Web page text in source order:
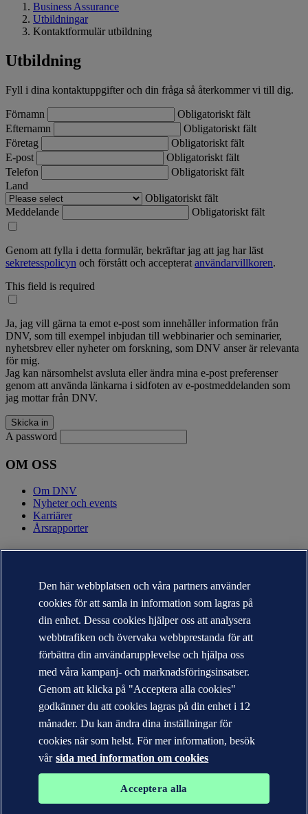
Business Assurance
Utbildningar
Kontaktformulär utbildning
Utbildning
Fyll i dina kontaktuppgifter och din fråga så återkommer vi till dig.
Förnamn
Obligatoriskt fält
Efternamn
Obligatoriskt fält
Företag
Obligatoriskt fält
E-post
Obligatoriskt fält
Telefon
Obligatoriskt fält
Land
Obligatoriskt fält
Meddelande
Obligatoriskt fält
Genom att fylla i detta formulär, bekräftar jag att jag har läst
sekretesspolicyn och förstått och accepterat användarvillkoren.
This field is required
Ja, jag vill gärna ta emot e-post som innehåller information från
DNV, som till exempel inbjudan till webbinarier och seminarier,
nyhetsbrev eller nyheter om forskning, som DNV anser är relevanta
för mig.
Jag kan närsomhelst avsluta eller ändra mina e-post preferenser
genom att använda länkarna i sidfoten av e-postmeddelanden som
jag mottar från DNV.
A password
OM OSS
Om DNV
Nyheter och events
Karriärer
Årsrapporter
KONTAKT
Kontakta DNV
Hitta närmaste kontor
Kontakter för media
Veracity.com
Sekretesspolicy
Användarvillkor
Copyright © DNV AS 2026
Cookie information
Den här webbplatsen och våra partners använder
cookies för att samla in information som lagras på
din enhet. Dessa cookies hjälper oss att analysera
webbtrafiken och övervaka webbprestanda för att
förbättra din användarupplevelse och hjälpa oss
med våra kampanj- och marknadsföringsinsatser.
Genom att klicka på "Acceptera alla cookies"
godkänner du att cookies lagras på din enhet i 12
månader. Du kan ändra dina inställningar för
cookies när som helst. För mer information, besök
vår sida med information om cookies
Acceptera alla